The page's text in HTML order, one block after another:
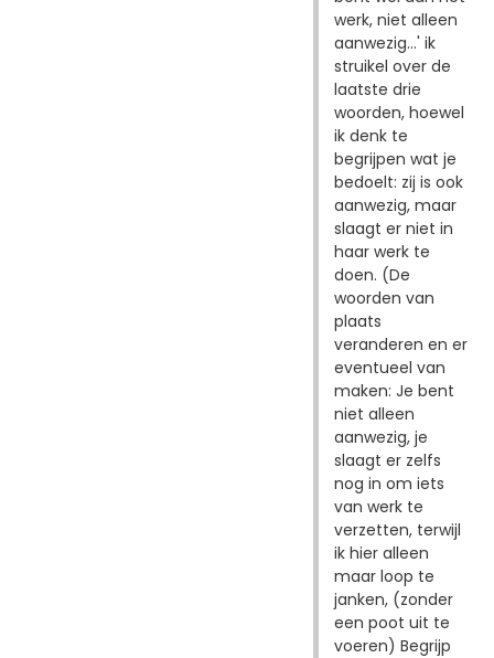
werk, niet alleen
aanwezig...' ik
struikel over de
laatste drie
woorden, hoewel
ik denk te
begrijpen wat je
bedoelt: zij is ook
aanwezig, maar
slaagt er niet in
haar werk te
doen. (De
woorden van
plaats
veranderen en er
eventueel van
maken: Je bent
niet alleen
aanwezig, je
slaagt er zelfs
nog in om iets
van werk te
verzetten, terwijl
ik hier alleen
maar loop te
janken, (zonder
een poot uit te
voeren) Begrijp